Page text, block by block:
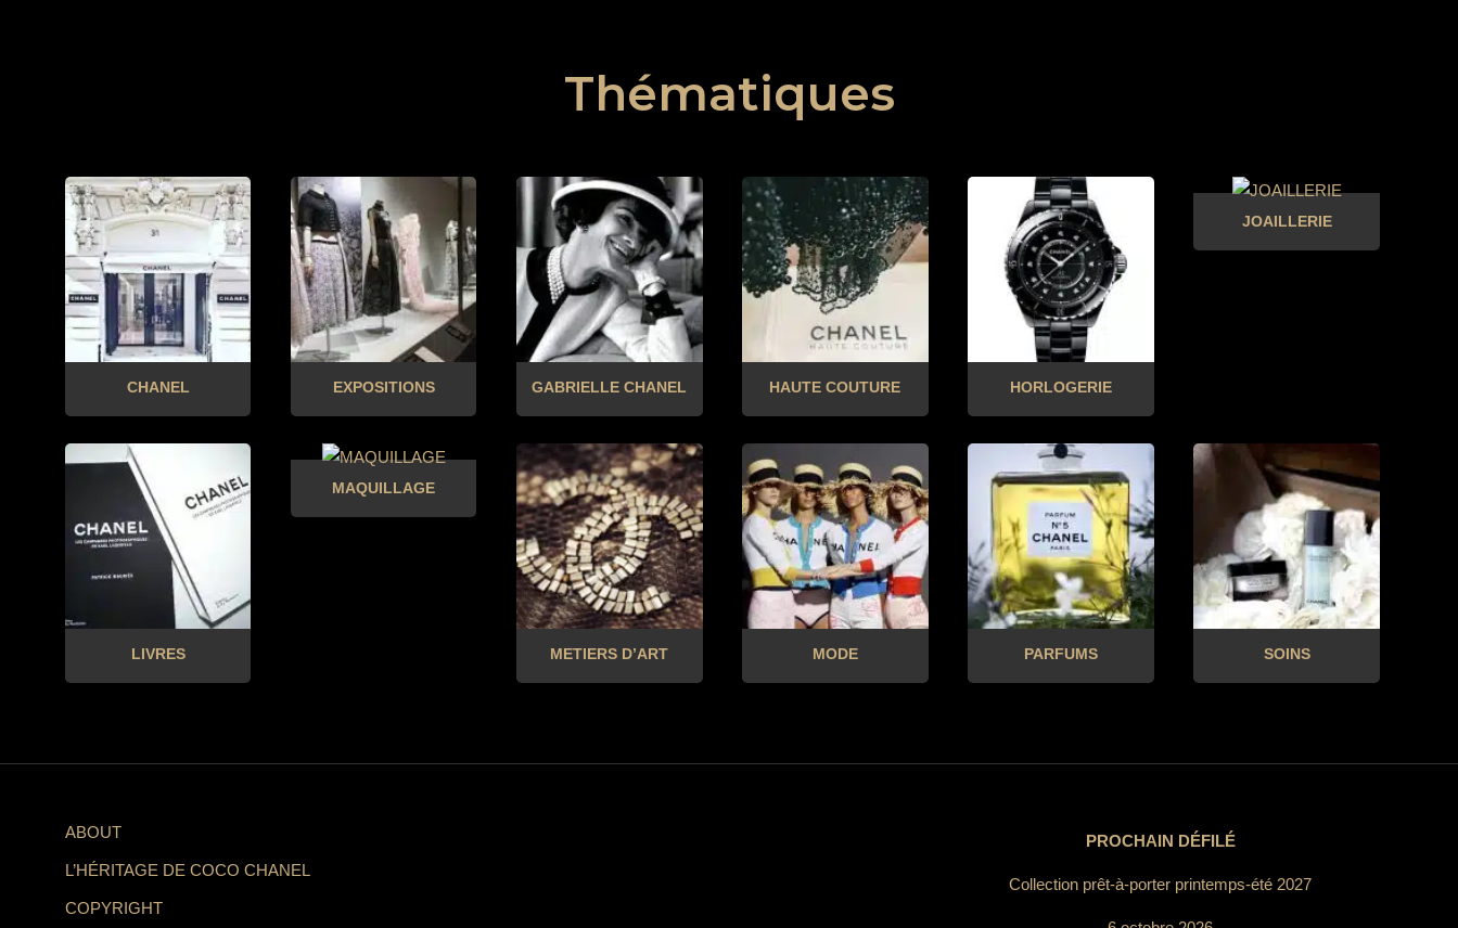
Thématiques
CHANEL EXPOSITIONS GABRIELLE CHANEL HAUTE COUTURE HORLOGERIE
JOAILLERIE
LIVRES
MAQUILLAGE
METIERS D’ART MODE PARFUMS SOINS
ABOUT
L’HÉRITAGE DE COCO CHANEL
COPYRIGHT
PROCHAIN DÉFILÉ
Collection prêt-à-porter printemps-été 2027